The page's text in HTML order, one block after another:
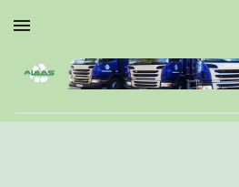
Skip to main content